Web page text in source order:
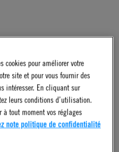
cookies pour améliorer votre
site et pour vous fournir des
intéresser. En cliquant sur
leurs conditions d’utilisation.
à tout moment vos réglages
note politique de confidentialité